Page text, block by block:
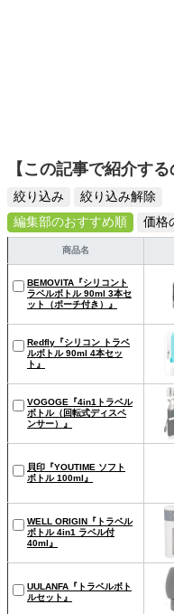
【この記事で紹介する
絞り込み
絞り込み解除
編集部のおすすめ順
価格
商品名
BEMOVITA『シリコント
ラベルボトル 90ml 3本セ
ット（ポーチ付き）』
Redfly『シリコン トラベ
ルボトル 90ml 4本セッ
ト』
VOGOGE『4in1トラベル
ボトル（回転式ディスペ
ンサー）』
貝印『YOUTIME ソフト
ボトル 100ml』
WELL ORIGIN『トラベル
ボトル 4in1 ラベル付
40ml』
UULANFA『トラベルボト
ルセット』